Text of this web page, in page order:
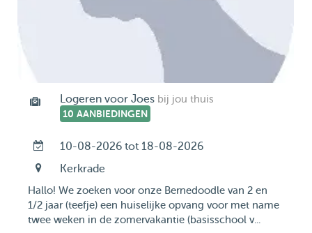
Logeren voor Joes bij jou thuis
10 AANBIEDINGEN
10-08-2026 tot 18-08-2026
Kerkrade
Hallo! We zoeken voor onze Bernedoodle van 2 en
1/2 jaar (teefje) een huiselijke opvang voor met name
twee weken in de zomervakantie (basisschool v...